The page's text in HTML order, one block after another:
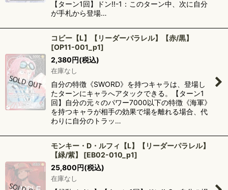
【ターン1回】ドン!!-1：このターン中、次に自分
が手札から登場…
コビー【L】【リーダーパラレル】【赤/黒】
[OP11-001_p1]
2,380円(税込)
在庫なし
自分の特徴《SWORD》を持つキャラは、登場し
たターンにキャラへアタックできる。【ターン1
回】自分の元々のパワー7000以下の特徴《海軍》
を持つキャラが相手の効果で場を離れる場合、代
わりに自分のトラッ…
モンキー・D・ルフィ【L】【リーダーパラレル】
【緑/紫】
[EB02-010_p1]
25,800円(税込)
在庫なし